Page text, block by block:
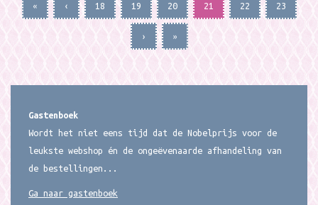
« ‹ 18 19 20 21 22 23
› »
Gastenboek
Wordt het niet eens tijd dat de Nobelprijs voor de
leukste webshop én de ongeëvenaarde afhandeling van
de bestellingen...
Ga naar gastenboek